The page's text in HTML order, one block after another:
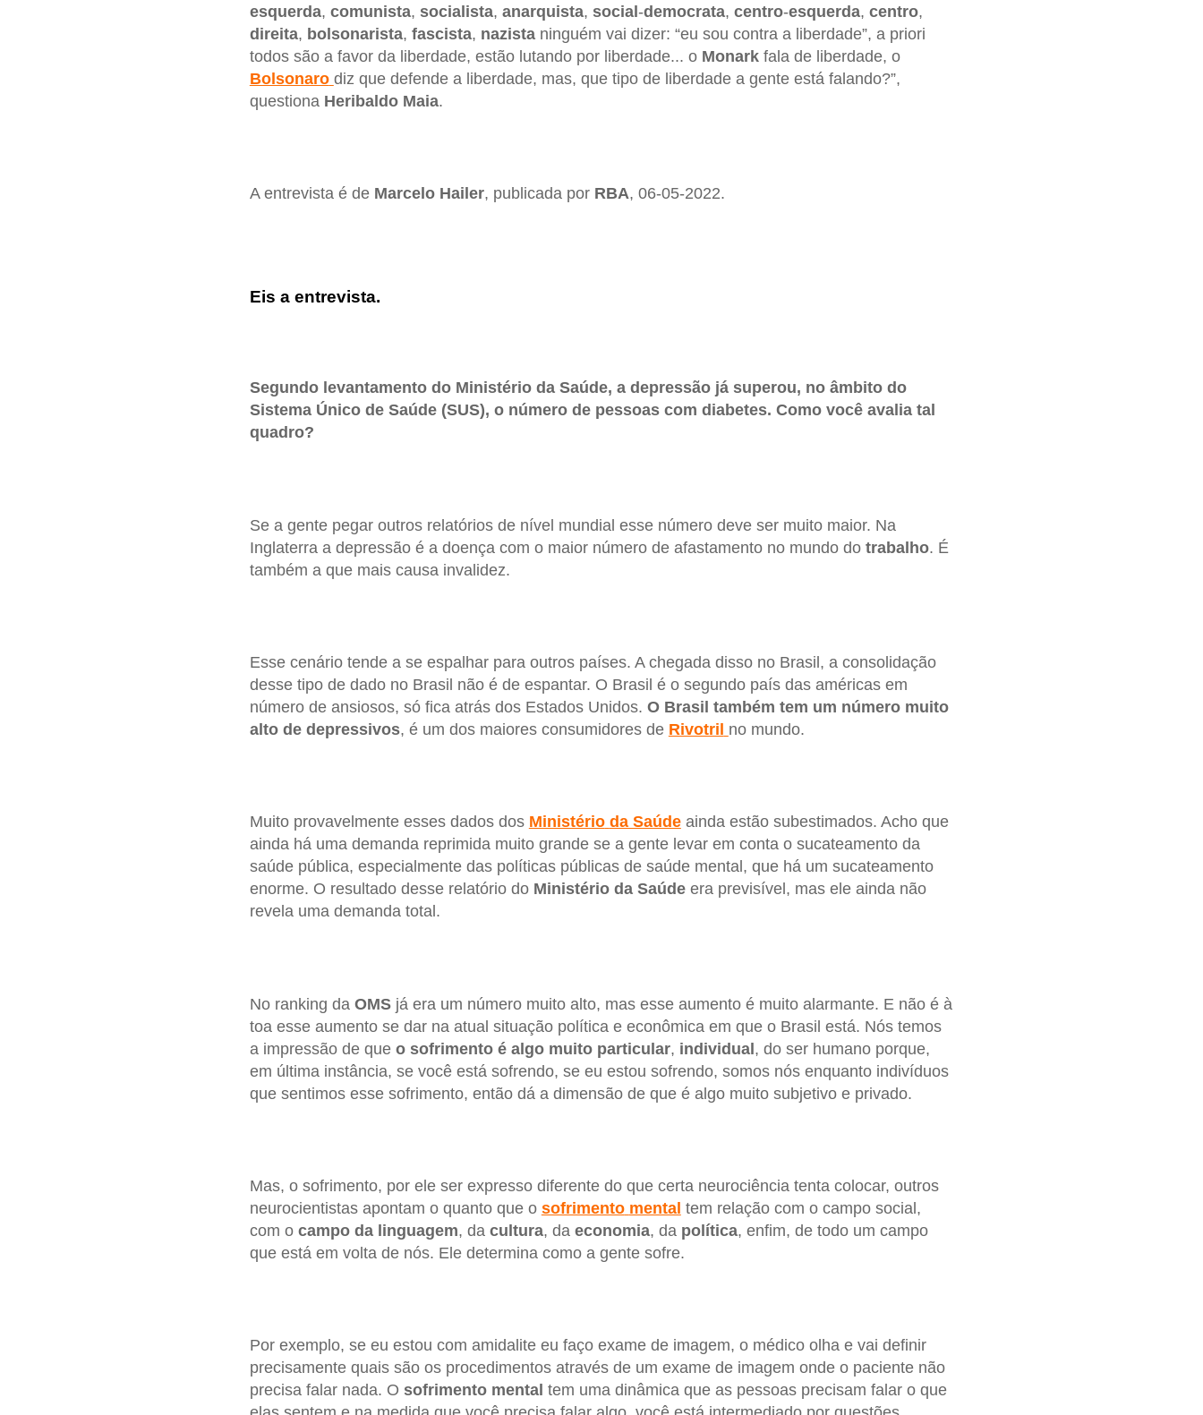
esquerda, comunista, socialista, anarquista, social -democrata, centro-esquerda, centro,
direita, bolsonarista, fascista, nazistaninguém vai dizer: “eu sou contra a liberdade”, a priori
todos são a favor da liberdade, estão lutando por liberdade... o Monarkfala de liberdade, o
Bolsonaro diz que defende a liberdade, mas, que tipo de liberdade a gente está falando?”,
questiona Heribaldo Maia.
A entrevista é de Marcelo Hailer, publicada por RBA, 06-05-2022.
Eis a entrevista.
Segundo levantamento do Ministério da Saúde, a depressão já superou, no âmbito do
Sistema Único de Saúde (SUS), o número de pessoas com diabetes. Como você avalia tal
quadro?
Se a gente pegar outros relatórios de nível mundial esse número deve ser muito maior. Na
Inglaterra a depressão é a doença com o maior número de afastamento no mundo do trabalho. É
também a que mais causa invalidez.
Esse cenário tende a se espalhar para outros países. A chegada disso no Brasil, a consolidação
desse tipo de dado no Brasil não é de espantar. O Brasil é o segundo país das américas em
número de ansiosos, só fica atrás dos Estados Unidos. O Brasil também tem um número muito
alto de depressivos, é um dos maiores consumidores de Rivotril no mundo.
Muito provavelmente esses dados dos Ministério da Saúdeainda estão subestimados. Acho que
ainda há uma demanda reprimida muito grande se a gente levar em conta o sucateamento da
saúde pública, especialmente das políticas públicas de saúde mental, que há um sucateamento
enorme. O resultado desse relatório do Ministério da Saúdeera previsível, mas ele ainda não
revela uma demanda total.
No ranking da OMSjá era um número muito alto, mas esse aumento é muito alarmante. E não é à
toa esse aumento se dar na atual situação política e econômica em que o Brasil está. Nós temos
a impressão de que o sofrimento é algo muito particular, individual, do ser humano porque,
em última instância, se você está sofrendo, se eu estou sofrendo, somos nós enquanto indivíduos
que sentimos esse sofrimento, então dá a dimensão de que é algo muito subjetivo e privado.
Mas, o sofrimento, por ele ser expresso diferente do que certa neurociência tenta colocar, outros
neurocientistas apontam o quanto que o sofrimento mental tem relação com o campo social,
com o campo da linguagem, da cultura, da economia, da política, enfim, de todo um campo
que está em volta de nós. Ele determina como a gente sofre.
Por exemplo, se eu estou com amidalite eu faço exame de imagem, o médico olha e vai definir
precisamente quais são os procedimentos através de um exame de imagem onde o paciente não
precisa falar nada. O sofrimento mental tem uma dinâmica que as pessoas precisam falar o que